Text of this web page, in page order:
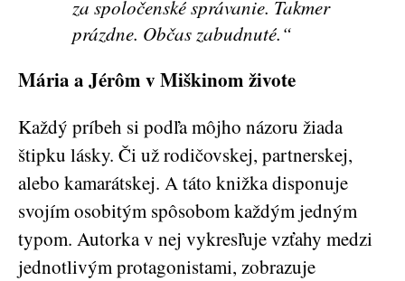
za spoločenské správanie. Takmer
prázdne. Občas zabudnuté.“
Mária a Jérôm v Miškinom živote
Každý príbeh si podľa môjho názoru žiada
štipku lásky. Či už rodičovskej, partnerskej,
alebo kamarátskej. A táto knižka disponuje
svojím osobitým spôsobom každým jedným
typom. Autorka v nej vykresľuje vzťahy medzi
jednotlivým protagonistami, zobrazuje